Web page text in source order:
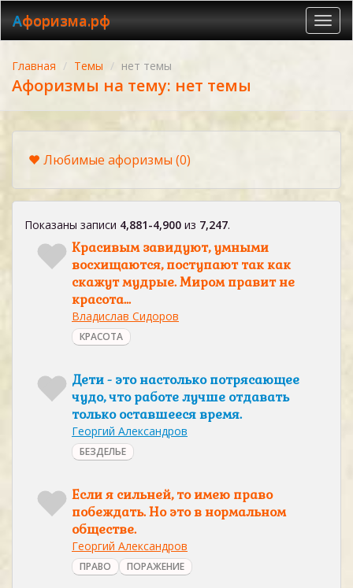
Афоризма.рф
Главная Темы нет темы
Афоризмы на тему: нет темы
Любимые афоризмы (0)
Показаны записи 4,881-4,900 из 7,247.
Красивым завидуют, умными
восхищаются, поступают так как
скажут мудрые. Миром правит не
красота...
Владислав Сидоров
КРАСОТА
Дети - это настолько потрясающее
чудо, что работе лучше отдавать
только оставшееся время.
Георгий Александров
БЕЗДЕЛЬЕ
Если я сильней, то имею право
побеждать. Но это в нормальном
обществе.
Георгий Александров
ПРАВО ПОРАЖЕНИЕ